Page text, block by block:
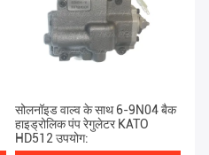
सोलनॉइड वाल्व के साथ 6-9N04 बैक
हाइड्रोलिक पंप रेगुलेटर KATO
HD512 उपयोग: